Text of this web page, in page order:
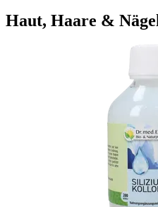
Haut, Haare &